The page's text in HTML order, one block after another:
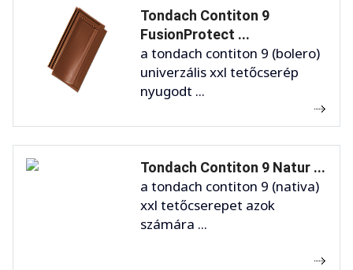
Tondach Contiton 9
FusionProtect ...
a tondach contiton 9 (bolero)
univerzális xxl tetőcserép
nyugodt ...
Tondach Contiton 9 Natur ...
a tondach contiton 9 (nativa)
xxl tetőcserepet azok
számára ...